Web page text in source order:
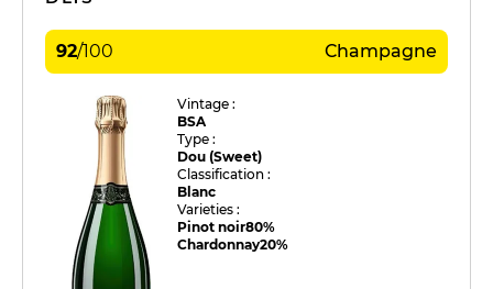
92/100 Champagne
Vintage :
BSA
Type :
Dou (Sweet)
Classification :
Blanc
Varieties :
Pinot noir80%
Chardonnay20%